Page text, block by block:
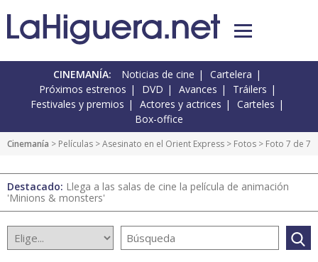
CINEMANÍA: Noticias de cine
Cartelera
Próximos estrenos
DVD Avances
Tráilers
Festivales y premios
Actores y actrices
Carteles
Box-office
Cinemanía > Películas >Asesinato en el Orient Express > Fotos > Foto 7 de 7
Destacado: Llega a las salas de cine la película de animación
'Minions & monsters'